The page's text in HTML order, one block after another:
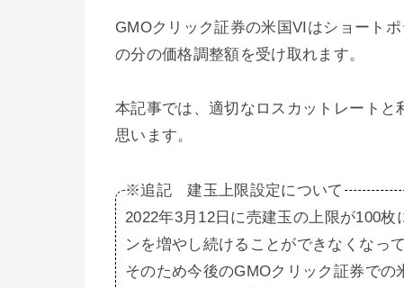
GMOクリック証券の米国VIはショート
の分の価格調整額を受け取れます。
本記事では、適切なロスカットレート
思います。
※追記 建玉上限設定について
2022年3月12日に売建玉の上限が100
ンを増やし続けることができなくなっ
そのため今後のGMOクリック証券で